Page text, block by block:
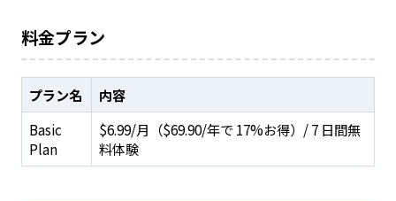
料金プラン
プラン名
内容
Basic
Plan
$6.99/月（$69.90/年で 17%お得）/ 7 日間無
料体験